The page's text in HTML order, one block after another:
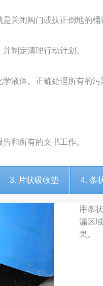
关闭阀门或扶正倒地的桶
制定清理行动计划。
液体。正确处理所有的污
和所有的文书工作。
3. 片状吸收垫 4. 条
用条
漏区
果。